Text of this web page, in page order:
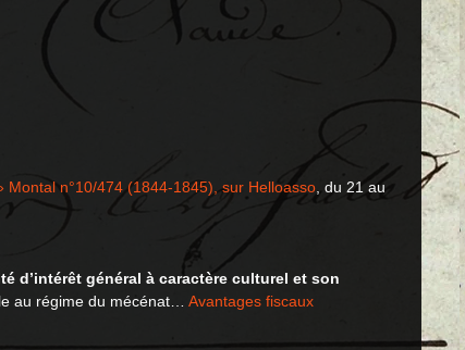
n°10/474 (1844-1845), sur Helloasso , du 21 au
d’intérêt général à caractère culturel et son
au régime du mécénat…Avantages fiscaux